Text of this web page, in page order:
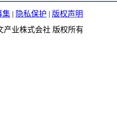
集 | 隐私保护 | 版权声明
产业株式会社 版权所有